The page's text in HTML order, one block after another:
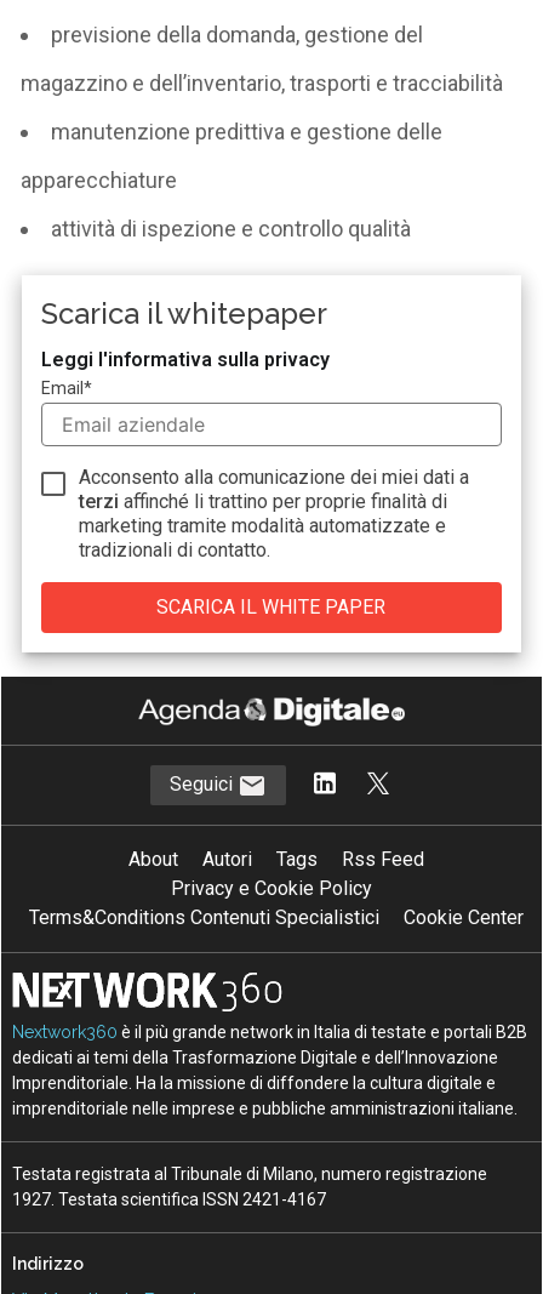
previsione della domanda, gestione del
magazzino e dell’inventario, trasporti e tracciabilità
manutenzione predittiva e gestione delle
apparecchiature
attività di ispezione e controllo qualità
Scarica il whitepaper
Leggi l'informativa sulla privacy
Email*
Acconsento alla comunicazione dei miei dati a
terzi affinché li trattino per proprie finalità di
marketing tramite modalità automatizzate e
tradizionali di contatto.
Seguici
About Autori Tags
Rss Feed
Privacy e Cookie Policy
Terms&Conditions Contenuti Specialistici
Cookie Center
Nextwork360 è il più grande network in Italia di testate e portali B2B
dedicati ai temi della Trasformazione Digitale e dell’Innovazione
Imprenditoriale. Ha la missione di diffondere la cultura digitale e
imprenditoriale nelle imprese e pubbliche amministrazioni italiane.
Testata registrata al Tribunale di Milano, numero registrazione
1927. Testata scientifica ISSN 2421-4167
Indirizzo